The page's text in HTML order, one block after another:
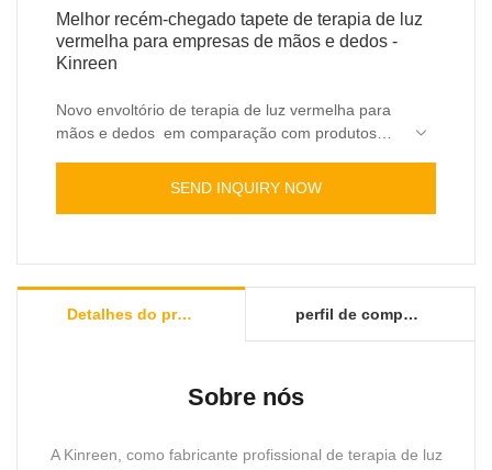
Melhor recém-chegado tapete de terapia de luz
vermelha para empresas de mãos e dedos -
Kinreen
Novo envoltório de terapia de luz vermelha para
mãos e dedos em comparação com produtos
excepcionais incomparáveis ​​em termos de
desempenho, qualidade, aparência, etc., e goza
envoltório de terapia de luz vermelha para mãos
e dedos podem ser personalizadas de acordo
SEND INQUIRY NOW
Detalhes do produto perfil de companhia
Sobre nós
A Kinreen, como fabricante profissional de terapia de luz